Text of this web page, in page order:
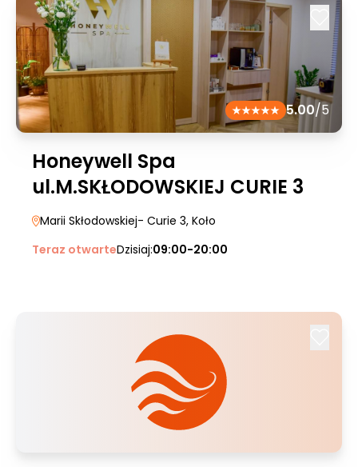
5.00/5
Honeywell Spa
ul.M.SKŁODOWSKIEJ CURIE 3
Marii Skłodowskiej- Curie 3, Koło
Teraz otwarteDzisiaj:09:00-20:00